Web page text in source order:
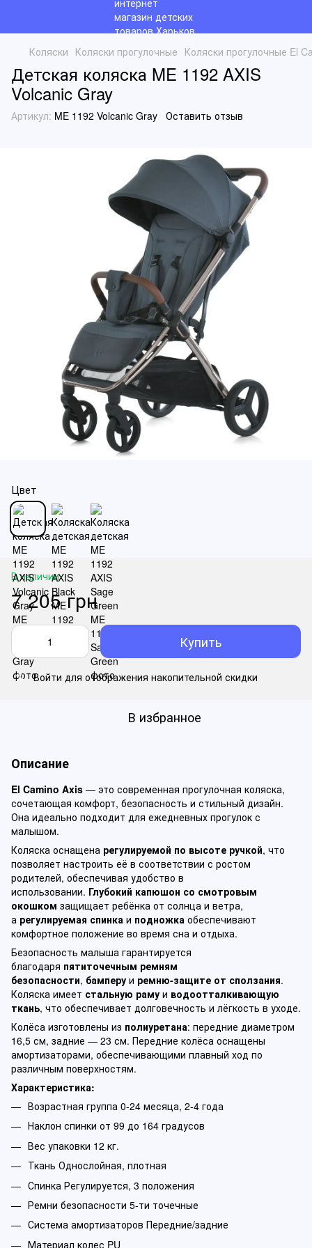
Коляски Коляски прогулочные Коляски прогулочные El
Детская коляска ME 1192 AXIS
Volcanic Gray
Артикул: ME 1192 Volcanic Gray Оставить отзыв
Цвет
В наличии
7 205 грн
Купить
% Войти для отображения накопительной скидки
В избранное
Описание
El Camino Axis — это современная прогулочная коляска,
сочетающая комфорт, безопасность и стильный дизайн.
Она идеально подходит для ежедневных прогулок с
малышом.
Коляска оснащена регулируемой по высоте ручкой, что
позволяет настроить её в соответствии с ростом
родителей, обеспечивая удобство в
использовании. Глубокий капюшон со смотровым
окошком защищает ребёнка от солнца и ветра,
а регулируемая спинка и подножка обеспечивают
комфортное положение во время сна и отдыха.
Безопасность малыша гарантируется
благодаря пятиточечным ремням
безопасности, бамперу и ремню-защите от сползания.
Коляска имеет стальную раму и водоотталкивающую
ткань, что обеспечивает долговечность и лёгкость в уходе.
Колёса изготовлены из полиуретана: передние диаметром
16,5 см, задние — 23 см. Передние колёса оснащены
амортизаторами, обеспечивающими плавный ход по
различным поверхностям.
Характеристика:
Возрастная группа 0-24 месяца, 2-4 года
Наклон спинки от 99 до 164 градусов
Вес упаковки 12 кг.
Ткань Однослойная, плотная
Спинка Регулируется, 3 положения
Ремни безопасности 5-ти точечные
Система амортизаторов Передние/задние
Материал колес PU